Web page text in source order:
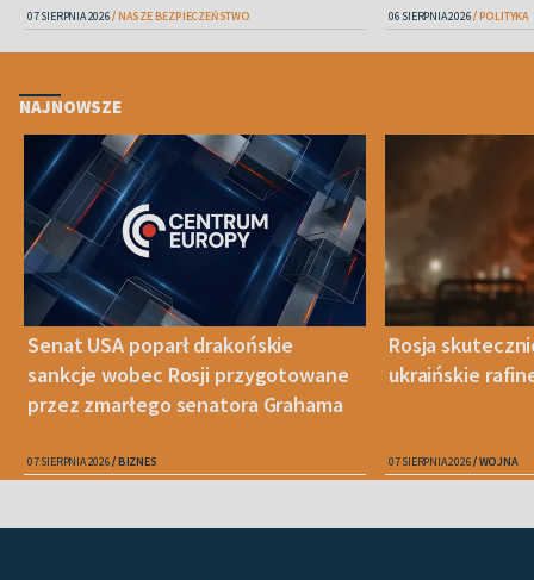
07 SIERPNIA 2026 NASZE BEZPIECZEŃSTWO 06 SIERPNIA 2026 POLITYKA
NAJNOWSZE
Senat USA poparł drakońskie
sankcje wobec Rosji przygotowane
przez zmarłego senatora Grahama
07 SIERPNIA 2026 BIZNES
Rosja
ukraińskie
07 SIERPNIA 2026 WOJNA